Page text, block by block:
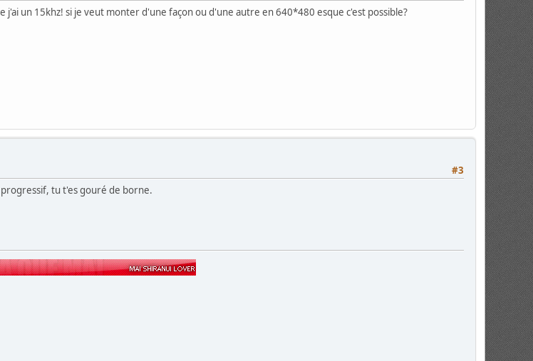
j'ai un 15khz! si je veut monter d'une façon ou d'une autre en 640*480 esque c'est possible?
#3
tu t'es gouré de borne.